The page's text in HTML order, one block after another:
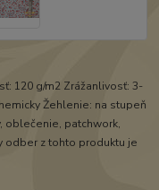
120 g/m2 Zrážanlivosť: 3-
Žehlenie: na stupeň
oblečenie, patchwork,
odber z tohto produktu je